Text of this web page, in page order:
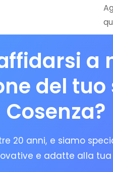
a
del tuo
Cosenza?
20 anni, e siamo
e adatte alla